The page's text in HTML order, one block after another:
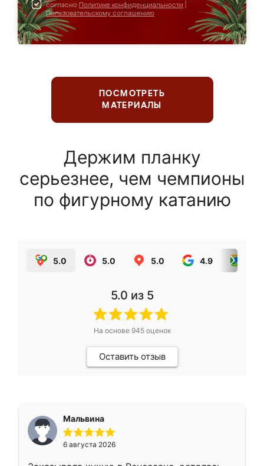
согласно Политике конфиденциальности
Пользовательскому соглашению
ПОСМОТРЕТЬ
МАТЕРИАЛЫ
Держим планку
серьезнее, чем чемпионы
по фигурному катанию
5.0 5.0 5.0 4.9
5.0 из 5
На основе 945оценок
Оставить отзыв
Мальвина
6 августа 2026